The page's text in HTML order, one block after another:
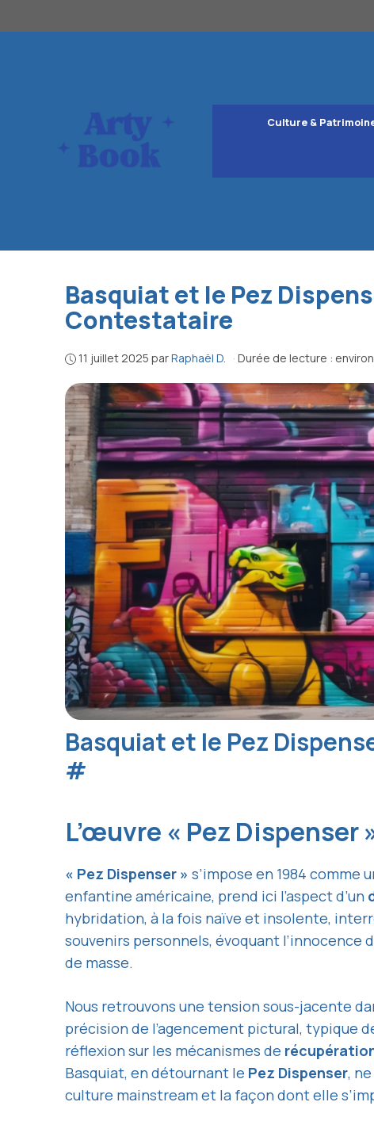
au
Culture &
Basquiat et le Pez
Contestataire
11 juillet 2025 parRaphaël D. · Durée de lecture :
Basquiat et le Pez
#
L’œuvre « Pez
« Pez Dispenser » s’impose en 1984 comme
enfantine américaine, prend ici l’aspect d’un
hybridation, à la fois naïve et insolente,
souvenirs personnels, évoquant l’innocence
de masse.
Nous retrouvons une tension sous-jacente
précision de l’agencement pictural, typique
réflexion sur les mécanismes de
Basquiat, en détournant le Pez Dispenser,
culture mainstream et la façon dont elle